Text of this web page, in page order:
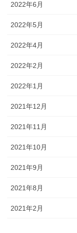
2022年6月
2022年5月
2022年4月
2022年2月
2022年1月
2021年12月
2021年11月
2021年10月
2021年9月
2021年8月
2021年2月